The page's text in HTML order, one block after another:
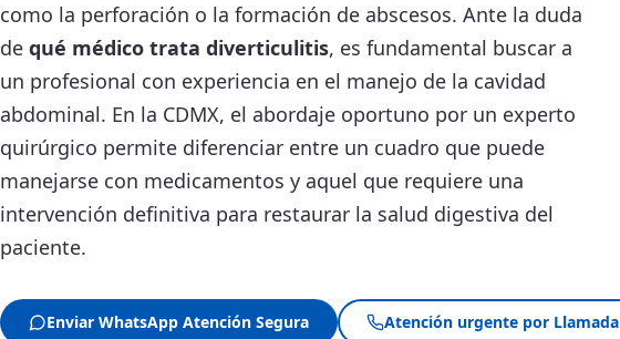
como la perforación o la formación de abscesos. Ante la duda
de qué médico trata diverticulitis, es fundamental buscar a
un profesional con experiencia en el manejo de la cavidad
abdominal. En la CDMX, el abordaje oportuno por un experto
quirúrgico permite diferenciar entre un cuadro que puede
manejarse con medicamentos y aquel que requiere una
intervención definitiva para restaurar la salud digestiva del
paciente.
Enviar WhatsApp Atención Segura Atención urgente por Llamada